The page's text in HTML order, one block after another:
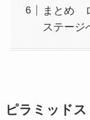
まとめ
ステージ
ピラミッド